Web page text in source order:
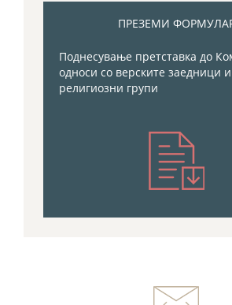
ПРЕЗЕМИ
Поднесување претставка до
односи со верските заедници и
религиозни групи